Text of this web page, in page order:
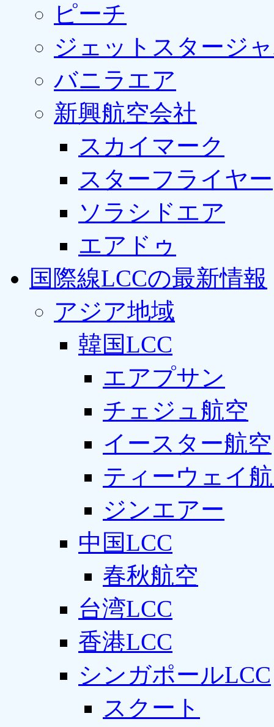
ピーチ
ジェットスタージ
バニラエア
新興航空会社
スカイマーク
スターフライヤー
ソラシドエア
エアドゥ
国際線LCCの最新情報
アジア地域
韓国LCC
エアプサン
チェジュ航空
イースター航空
ティーウェイ
ジンエアー
中国LCC
春秋航空
台湾LCC
香港LCC
シンガポールLCC
スクート